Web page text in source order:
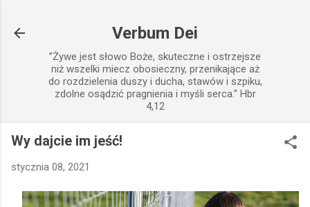
Verbum Dei
”Żywe jest słowo Boże, skuteczne i ostrzejsze
niż wszelki miecz obosieczny, przenikające aż
do rozdzielenia duszy i ducha, stawów i szpiku,
zdolne osądzić pragnienia i myśli serca.” Hbr
4,12
Wy dajcie im jeść!
stycznia 08, 2021